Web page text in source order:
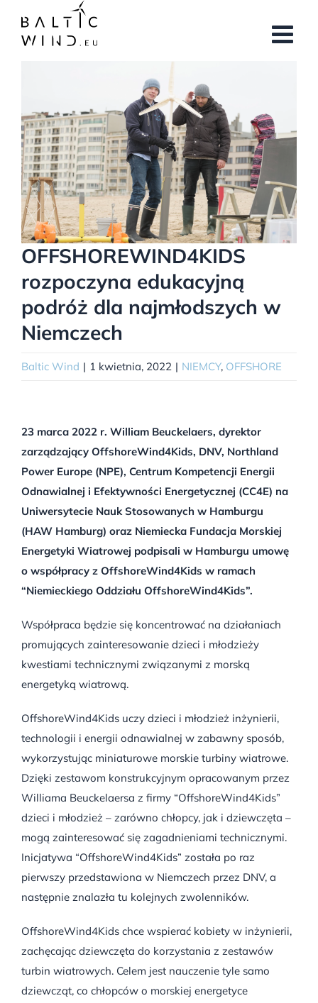
zawartości
obrazek
OFFSHOREWIND4KIDS
rozpoczyna edukacyjną
podróż dla najmłodszych w
Niemczech
Baltic Wind | 1 kwietnia, 2022 | NIEMCY, OFFSHORE
23 marca 2022 r. William Beuckelaers, dyrektor
zarządzający OffshoreWind4Kids, DNV, Northland
Power Europe (NPE), Centrum Kompetencji Energii
Odnawialnej i Efektywności Energetycznej (CC4E) na
Uniwersytecie Nauk Stosowanych w Hamburgu
(HAW Hamburg) oraz Niemiecka Fundacja Morskiej
Energetyki Wiatrowej podpisali w Hamburgu umowę
o współpracy z OffshoreWind4Kids w ramach
“Niemieckiego Oddziału OffshoreWind4Kids”.
Współpraca będzie się koncentrować na działaniach
promujących zainteresowanie dzieci i młodzieży
kwestiami technicznymi związanymi z morską
energetyką wiatrową.
OffshoreWind4Kids uczy dzieci i młodzież inżynierii,
technologii i energii odnawialnej w zabawny sposób,
wykorzystując miniaturowe morskie turbiny wiatrowe.
Dzięki zestawom konstrukcyjnym opracowanym przez
Williama Beuckelaersa z firmy “OffshoreWind4Kids”
dzieci i młodzież – zarówno chłopcy, jak i dziewczęta –
mogą zainteresować się zagadnieniami technicznymi.
Inicjatywa “OffshoreWind4Kids” została po raz
pierwszy przedstawiona w Niemczech przez DNV, a
następnie znalazła tu kolejnych zwolenników.
OffshoreWind4Kids chce wspierać kobiety w inżynierii,
zachęcając dziewczęta do korzystania z zestawów
turbin wiatrowych. Celem jest nauczenie tyle samo
dziewcząt, co chłopców o morskiej energetyce